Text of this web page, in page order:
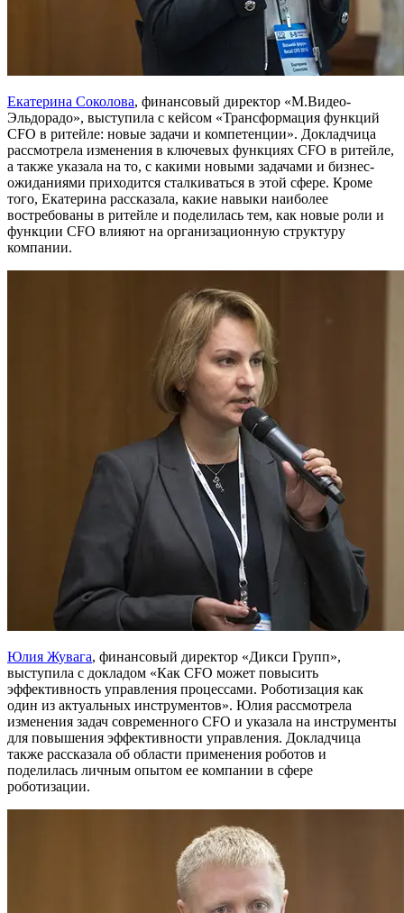
Екатерина Соколова, финансовый директор «М.Видео-
Эльдорадо», выступила с кейсом «Трансформация функций
CFO в ритейле: новые задачи и компетенции». Докладчица
рассмотрела изменения в ключевых функциях CFO в ритейле,
а также указала на то, с какими новыми задачами и бизнес-
ожиданиями приходится сталкиваться в этой сфере. Кроме
того, Екатерина рассказала, какие навыки наиболее
востребованы в ритейле и поделилась тем, как новые роли и
функции CFO влияют на организационную структуру
компании.
Юлия Жувага, финансовый директор «Дикси Групп»,
выступила с докладом «Как CFO может повысить
эффективность управления процессами. Роботизация как
один из актуальных инструментов». Юлия рассмотрела
изменения задач современного CFO и указала на инструменты
для повышения эффективности управления. Докладчица
также рассказала об области применения роботов и
поделилась личным опытом ее компании в сфере
роботизации.